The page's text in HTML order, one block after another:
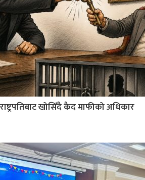
राष्ट्रपतिबाट खोसिँदै कैद माफीको अधिकार